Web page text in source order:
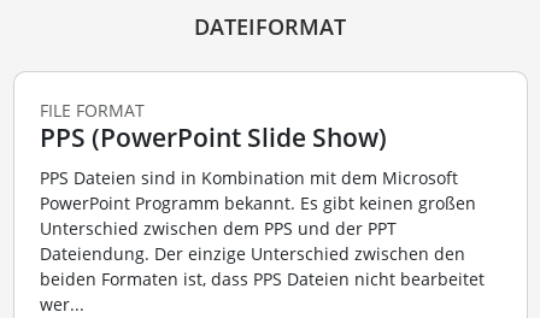
DATEIFORMAT
FILE FORMAT
PPS (PowerPoint Slide Show)
PPS Dateien sind in Kombination mit dem Microsoft
PowerPoint Programm bekannt. Es gibt keinen großen
Unterschied zwischen dem PPS und der PPT
Dateiendung. Der einzige Unterschied zwischen den
beiden Formaten ist, dass PPS Dateien nicht bearbeitet
wer...